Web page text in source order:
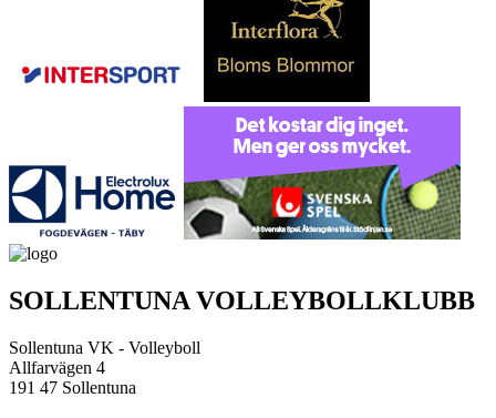
SOLLENTUNA VOLLEYBOLLKLUBB
Sollentuna VK - Volleyboll
Allfarvägen 4
191 47 Sollentuna